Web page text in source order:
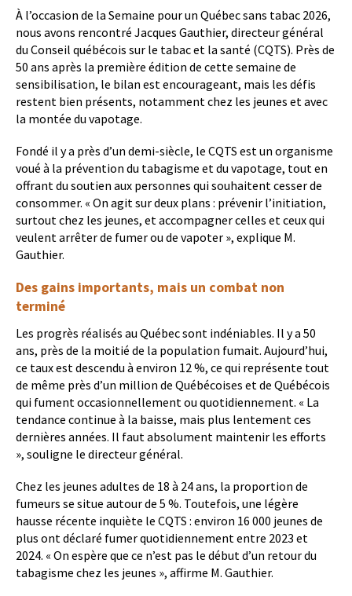
À l’occasion de la Semaine pour un Québec sans tabac 2026,
nous avons rencontré Jacques Gauthier, directeur général
du Conseil québécois sur le tabac et la santé (CQTS). Près de
50 ans après la première édition de cette semaine de
sensibilisation, le bilan est encourageant, mais les défis
restent bien présents, notamment chez les jeunes et avec
la montée du vapotage.
Fondé il y a près d’un demi-siècle, le CQTS est un organisme
voué à la prévention du tabagisme et du vapotage, tout en
offrant du soutien aux personnes qui souhaitent cesser de
consommer. « On agit sur deux plans : prévenir l’initiation,
surtout chez les jeunes, et accompagner celles et ceux qui
veulent arrêter de fumer ou de vapoter », explique M.
Gauthier.
Des gains importants, mais un combat non
terminé
Les progrès réalisés au Québec sont indéniables. Il y a 50
ans, près de la moitié de la population fumait. Aujourd’hui,
ce taux est descendu à environ 12 %, ce qui représente tout
de même près d’un million de Québécoises et de Québécois
qui fument occasionnellement ou quotidiennement. « La
tendance continue à la baisse, mais plus lentement ces
dernières années. Il faut absolument maintenir les efforts
», souligne le directeur général.
Chez les jeunes adultes de 18 à 24 ans, la proportion de
fumeurs se situe autour de 5 %. Toutefois, une légère
hausse récente inquiète le CQTS : environ 16 000 jeunes de
plus ont déclaré fumer quotidiennement entre 2023 et
2024. « On espère que ce n’est pas le début d’un retour du
tabagisme chez les jeunes », affirme M. Gauthier.